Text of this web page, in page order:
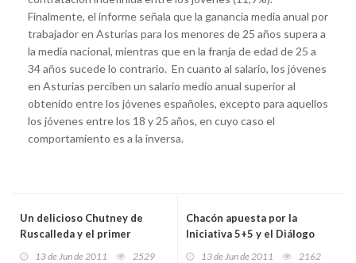
Finalmente, el informe señala que la ganancia media anual por
trabajador en Asturias para los menores de 25 años supera a
la media nacional, mientras que en la franja de edad de 25 a
34 años sucede lo contrario. En cuanto al salario, los jóvenes
en Asturias perciben un salario medio anual superior al
obtenido entre los jóvenes españoles, excepto para aquellos
los jóvenes entre los 18 y 25 años, en cuyo caso el
comportamiento es a la inversa.
Un delicioso Chutney de
Ruscalleda y el primer
13 de Jun de 2011 2529
Chacón apuesta por la
Iniciativa 5+5 y el Diálogo
13 de Jun de 2011 2162